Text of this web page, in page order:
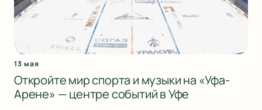
13 мая
Откройте мир спорта и музыки на «Уфа-
Арене» — центре событий в Уфе